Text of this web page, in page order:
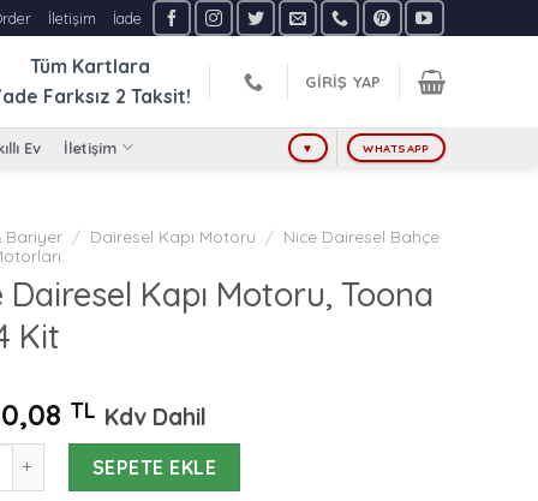
İletişim İade
Tüm Kartlara
Farksız 2 Taksit!
GIRIŞ YAP
Ev İletişim ♥ WHATSAPP
Bariyer / Dairesel Kapı Motoru / Nice Dairesel Bahçe
Dairesel Kapı Motoru, Toona
Kit
TL Kdv Dahil
Kapı Motoru, Toona 4024 Kit adet
SEPETE EKLE